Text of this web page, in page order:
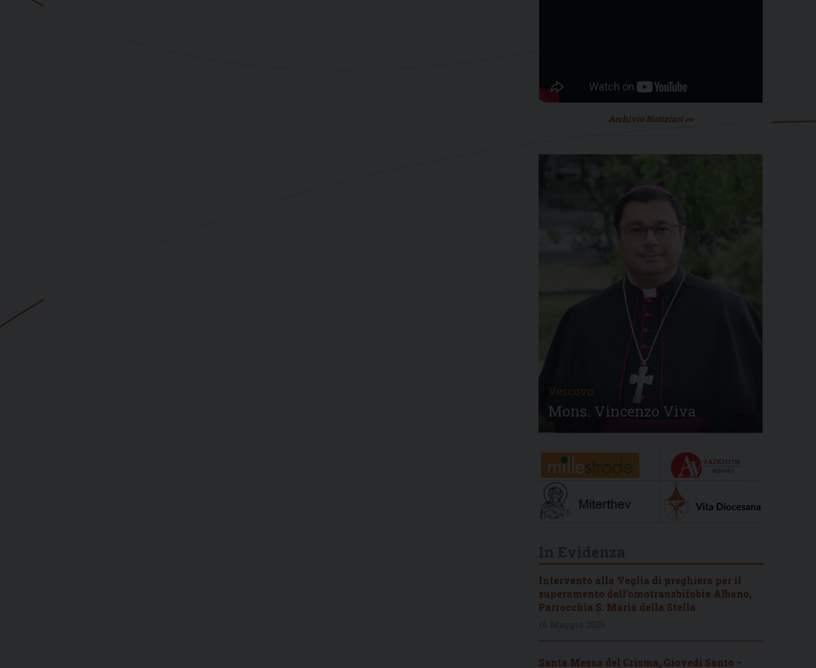
Archivio Notiziari >>
Vescovo
Mons. Vincenzo Viva
Intervento alla Veglia di preghiera per il
superamento dell’omotransbifobia Albano,
Parrocchia S. Maria della Stella
Santa Messa del Crisma, Giovedì Santo –